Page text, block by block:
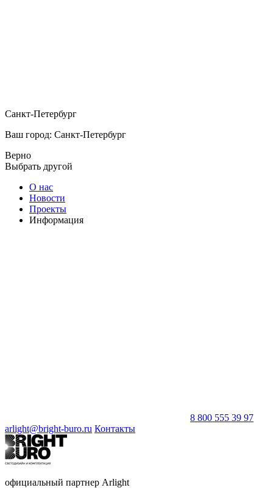
Санкт-Петербург
Ваш город: Санкт-Петербург
Верно
Выбрать другой
О нас
Новости
Проекты
Информация
8 800 555 39 97
arlight@bright-buro.ru Контакты
официальный партнер Arlight